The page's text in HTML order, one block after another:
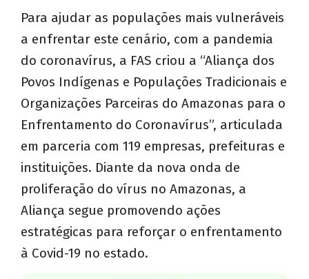
Para ajudar as populações mais vulneráveis
a enfrentar este cenário, com a pandemia
do coronavírus, a FAS criou a “Aliança dos
Povos Indígenas e Populações Tradicionais e
Organizações Parceiras do Amazonas para o
Enfrentamento do Coronavírus”, articulada
em parceria com 119 empresas, prefeituras e
instituições. Diante da nova onda de
proliferação do vírus no Amazonas, a
Aliança segue promovendo ações
estratégicas para reforçar o enfrentamento
à Covid-19 no estado.